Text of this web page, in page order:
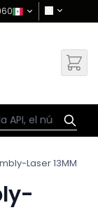
Laser 13MM